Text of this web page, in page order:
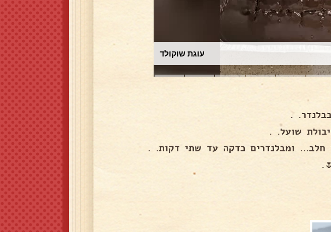
עוגת שוקולד
.
שועל. .
חלב... ומבלנדרים כדקה עד שתי דקות. .